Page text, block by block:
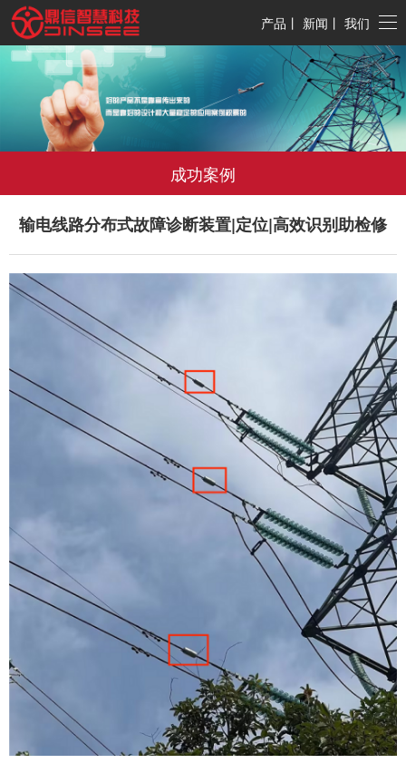
产品 丨 新闻 丨 我们
成功案例
输电线路分布式故障诊断装置|定位|高效识别助检修